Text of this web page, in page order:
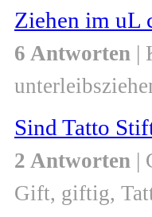
Ziehen im uL
6 Antworten |
Sind Tatto
2 Antworten |
Gift, giftig,